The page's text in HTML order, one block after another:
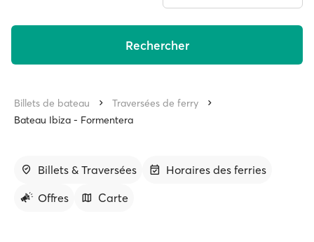
Rechercher
Billets de bateau
Traversées de ferry
Bateau Ibiza - Formentera
Billets & Traversées
Horaires des ferries
Offres
Carte